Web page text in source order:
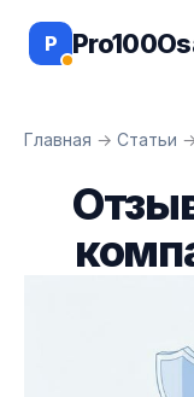
P
Главная → Статьи